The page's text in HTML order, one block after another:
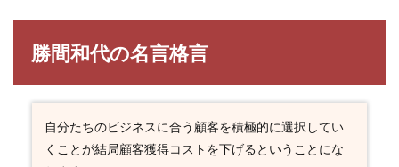
勝間和代の名言格言
自分たちのビジネスに合う顧客を積極的に選択してい
くことが結局顧客獲得コストを下げるということにな